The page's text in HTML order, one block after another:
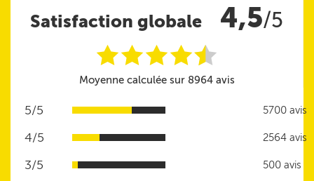
Satisfaction globale 4,5/5
iiiii
@
Moyenne calculée sur 8964 avis
5/5 5700 avis
4/5 2564 avis
3/5 500 avis